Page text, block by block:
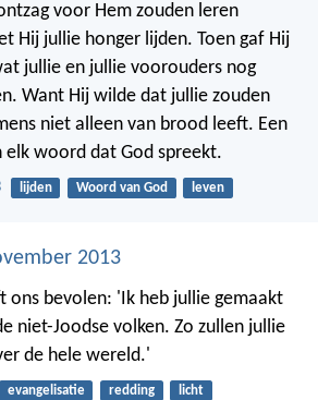
voor Hem zouden leren
Hij jullie honger lijden. Toen gaf Hij
jullie en jullie voorouders nog
Want Hij wilde dat jullie zouden
niet alleen van brood leeft. Een
elk woord dat God spreekt.
lijden Woord van God leven
2013
ons bevolen: 'Ik heb jullie gemaakt
niet-Joodse volken. Zo zullen jullie
de hele wereld.'
evangelisatie redding licht